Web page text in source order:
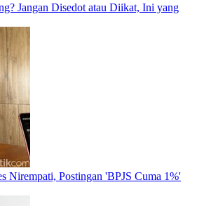
Jangan Disedot atau Diikat, Ini yang
Nirempati, Postingan 'BPJS Cuma 1%'